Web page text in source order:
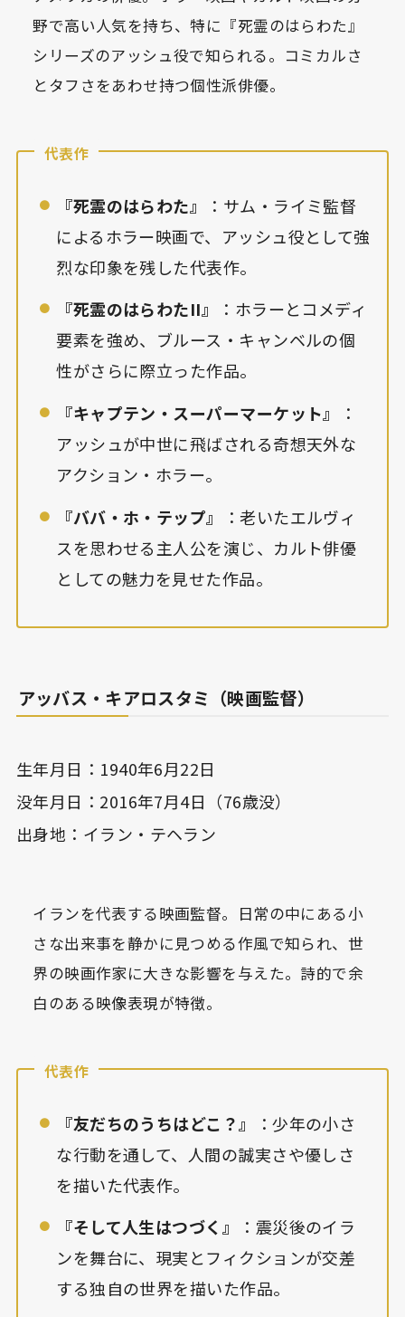
野で高い人気を持ち、特に『死霊のはらわた』
シリーズのアッシュ役で知られる。コミカルさ
とタフさをあわせ持つ個性派俳優。
代表作
『死霊のはらわた』
：サム・ライミ監督
によるホラー映画で、アッシュ役として強
烈な印象を残した代表作。
『死霊のはらわたII』
：ホラーとコメディ
要素を強め、ブルース・キャンベルの個
性がさらに際立った作品。
『キャプテン・スーパーマーケット』
：
アッシュが中世に飛ばされる奇想天外な
アクション・ホラー。
『ババ・ホ・テップ』
：老いたエルヴィ
スを思わせる主人公を演じ、カルト俳優
としての魅力を見せた作品。
アッバス・キアロスタミ（映画監督）
生年月日：1940年6月22日
没年月日：2016年7月4日（76歳没）
出身地：イラン・テヘラン
イランを代表する映画監督。日常の中にある小
さな出来事を静かに見つめる作風で知られ、世
界の映画作家に大きな影響を与えた。詩的で余
白のある映像表現が特徴。
代表作
『友だちのうちはどこ？』
：少年の小さ
な行動を通して、人間の誠実さや優しさ
を描いた代表作。
『そして人生はつづく』
：震災後のイラ
ンを舞台に、現実とフィクションが交差
する独自の世界を描いた作品。